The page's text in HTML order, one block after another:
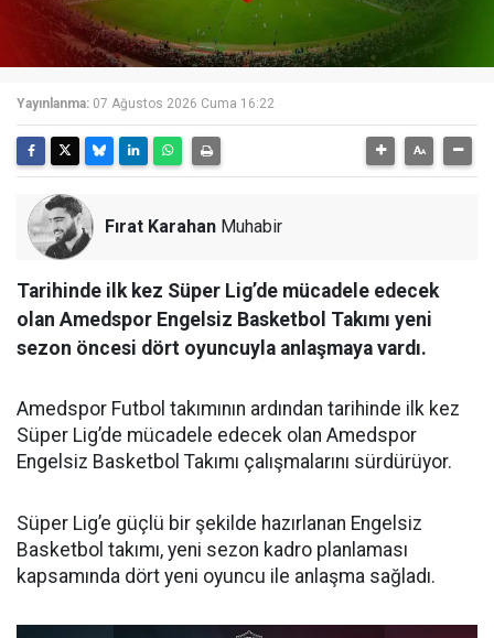
Yayınlanma: 07 Ağustos 2026 Cuma 16:22
Fırat Karahan Muhabir
Tarihinde ilk kez Süper Lig’de mücadele edecek
olan Amedspor Engelsiz Basketbol Takımı yeni
sezon öncesi dört oyuncuyla anlaşmaya vardı.
Amedspor Futbol takımının ardından tarihinde ilk kez
Süper Lig’de mücadele edecek olan Amedspor
Engelsiz Basketbol Takımı çalışmalarını sürdürüyor.
Süper Lig’e güçlü bir şekilde hazırlanan Engelsiz
Basketbol takımı, yeni sezon kadro planlaması
kapsamında dört yeni oyuncu ile anlaşma sağladı.